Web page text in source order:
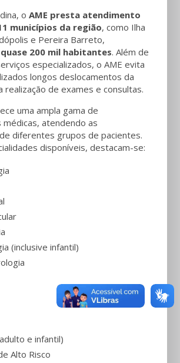
oAME presta atendimento
municípios da região, como Ilha
e Pereira Barreto,
200 mil habitantes. Além de
especializados, o AME evita
longos deslocamentos da
realização de exames e consultas.
uma ampla gama de
médicas, atendendo as
diferentes grupos de pacientes.
disponíveis, destacam-se:
(inclusive infantil)
e infantil)
Alto Risco